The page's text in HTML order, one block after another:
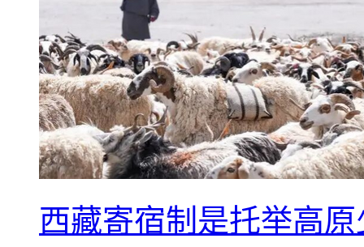
西藏寄宿制是托举高